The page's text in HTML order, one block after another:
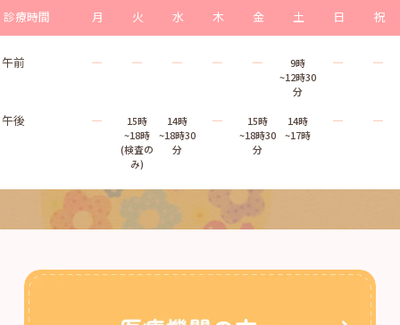
診療時間 月 火 水 木 金 土 日 祝
午前 ― ― ― ― ―
9時
~12時30
分
― ―
午後 ―
15時
~18時
(検査の
み)
14時
~18時30
分
―
15時
~18時30
分
14時
~17時
― ―